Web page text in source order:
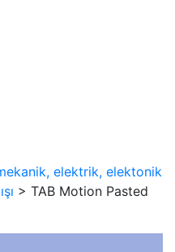
elektrik, elektonik
> TAB Motion Pasted